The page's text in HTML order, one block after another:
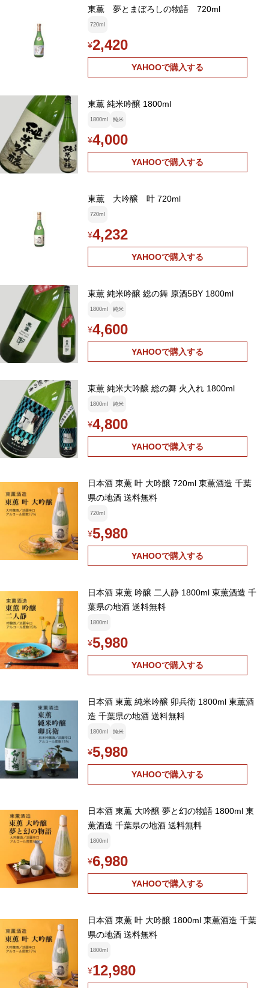
東薫 夢とまぼろしの物語 720ml
720ml
¥2,420
YAHOOで購入する
東薫 純米吟醸 1800ml
1800ml 純米
¥4,000
YAHOOで購入する
東薫 大吟醸 叶 720ml
720ml
¥4,232
YAHOOで購入する
東薫 純米吟醸 総の舞 原酒5BY 1800ml
1800ml 純米
¥4,600
YAHOOで購入する
東薫 純米大吟醸 総の舞 火入れ 1800ml
1800ml 純米
¥4,800
YAHOOで購入する
日本酒 東薫 叶 大吟醸 720ml 東薫酒造 千葉
県の地酒 送料無料
720ml
¥5,980
YAHOOで購入する
日本酒 東薫 吟醸 二人静 1800ml 東薫酒造 千
葉県の地酒 送料無料
1800ml
¥5,980
YAHOOで購入する
日本酒 東薫 純米吟醸 卯兵衛 1800ml 東薫酒
造 千葉県の地酒 送料無料
1800ml 純米
¥5,980
YAHOOで購入する
日本酒 東薫 大吟醸 夢と幻の物語 1800ml 東
薫酒造 千葉県の地酒 送料無料
1800ml
¥6,980
YAHOOで購入する
日本酒 東薫 叶 大吟醸 1800ml 東薫酒造 千葉
県の地酒 送料無料
1800ml
¥12,980